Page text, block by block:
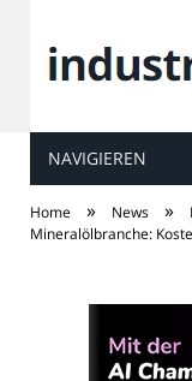
NAVIGIEREN
Home » News »
Mineralölbranche: